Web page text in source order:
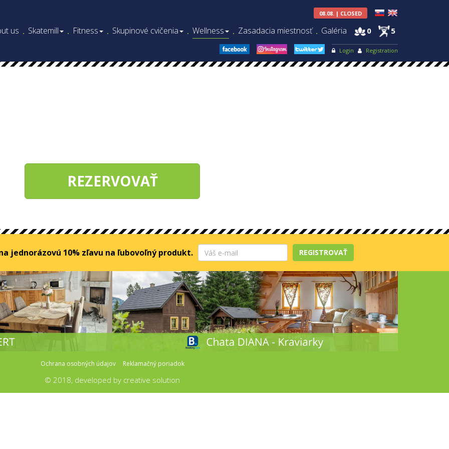
08.08. | CLOSED
us . Skatemill . Fitness . Skupinové cvičenia . Wellness . Zasadacia miestnosť . Galéria 0 5
Login Registration
REZERVOVAŤ
jednorázovú 10% zľavu na ľubovoľný produkt. REGISTROVAŤ
Ochrana osobných údajov Reklamačný poriadok
© 2018, developed by creative solution